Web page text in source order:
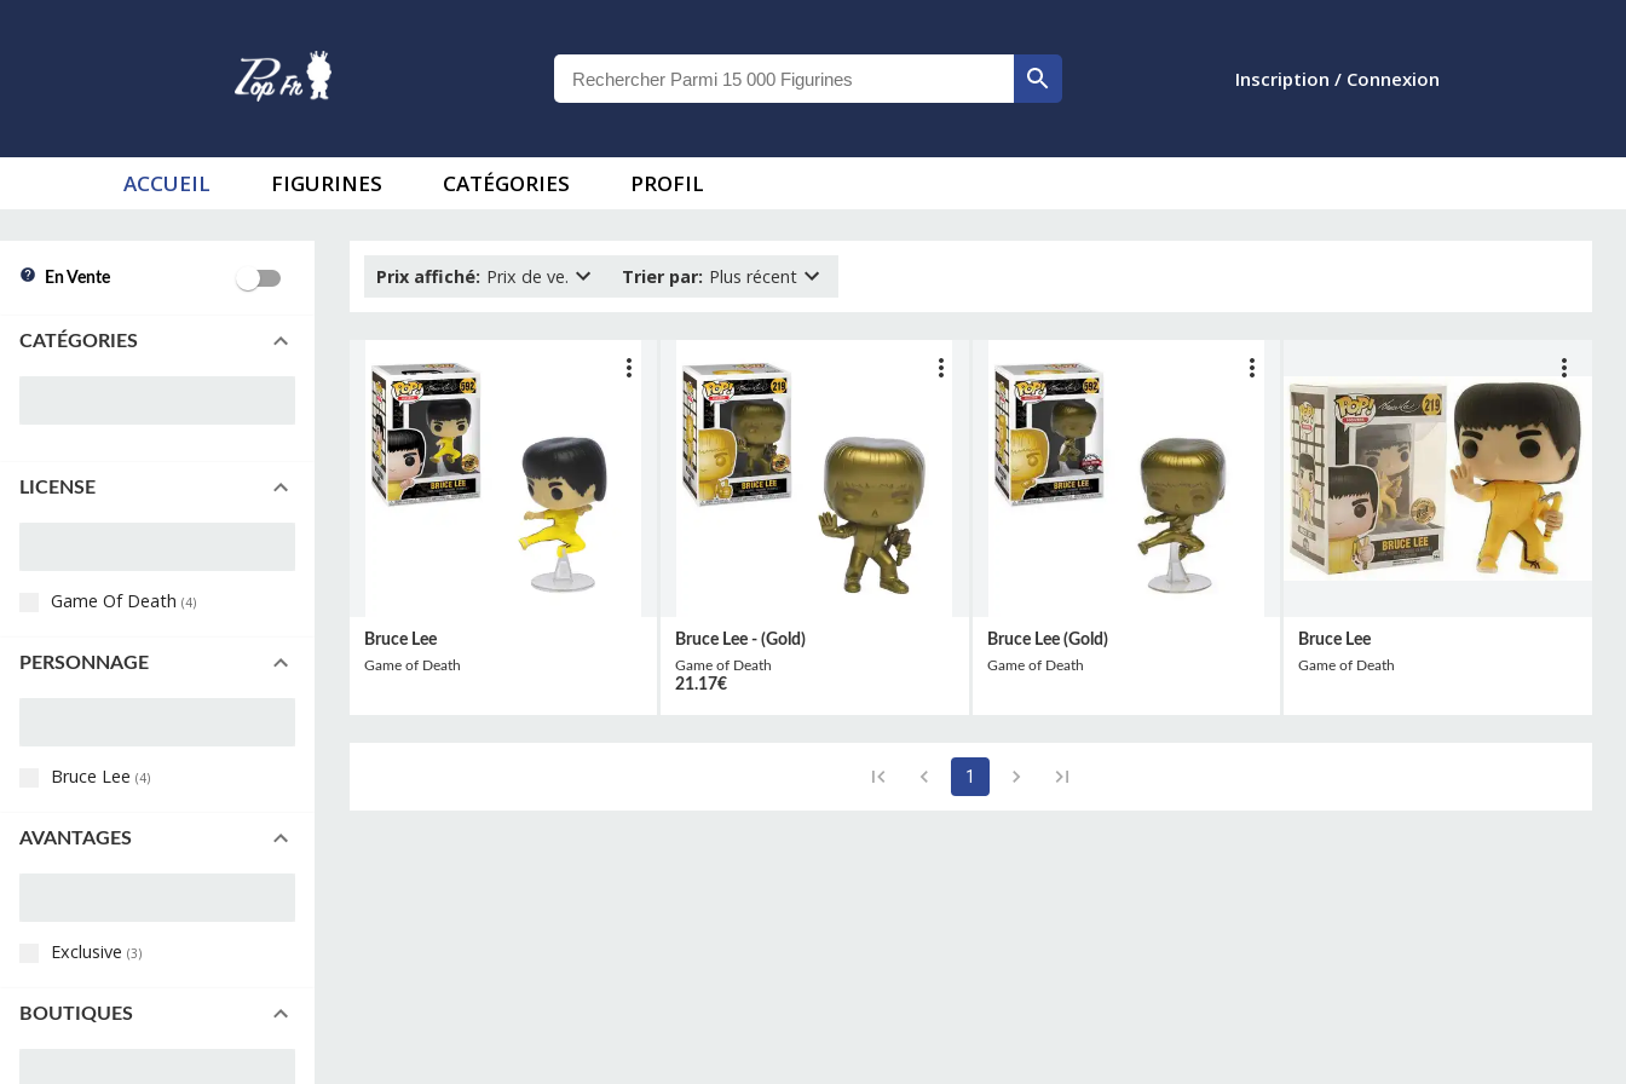
Inscription / Connexion
ACCUEIL FIGURINES CATÉGORIES PROFIL
En Vente
CATÉGORIES
LICENSE
Game Of Death (4)
PERSONNAGE
Bruce Lee (4)
AVANTAGES
Exclusive (3)
BOUTIQUES
Prix affiché: Prix de ve. Trier par: Plus récent
Bruce Lee
Game of Death
Bruce Lee - (Gold)
Game of Death
21.17€
Bruce Lee (Gold)
Game of Death
Bruce Lee
Game of Death
1